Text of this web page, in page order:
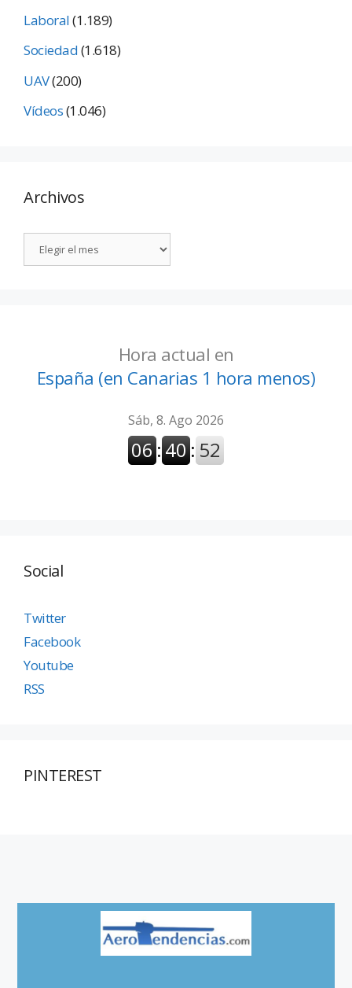
Laboral(1.189)
Sociedad(1.618)
UAV(200)
Vídeos(1.046)
Archivos
Hora actual en
España (en Canarias 1 hora menos)
Social
Twitter
Facebook
Youtube
RSS
PINTEREST